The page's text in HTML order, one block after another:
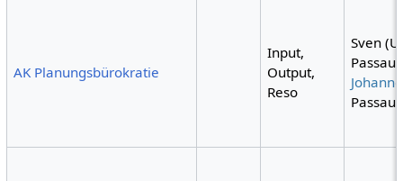
AK Planungsbürokratie
Input,
Output,
Reso
Sven
Passau)